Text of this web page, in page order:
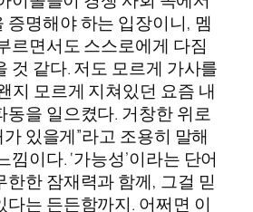
증명해야 하는 입장이니, 멤
르면서도 스스로에게 다짐
것 같다. 저도 모르게 가사를
지 모르게 지쳐있던 요즘 내
동을 일으켰다. 거창한 위로
있을게”라고 조용히 말해
낌이다. ‘가능성’이라는 단어
한한 잠재력과 함께, 그걸 믿
다는 든든함까지. 어쩌면 이